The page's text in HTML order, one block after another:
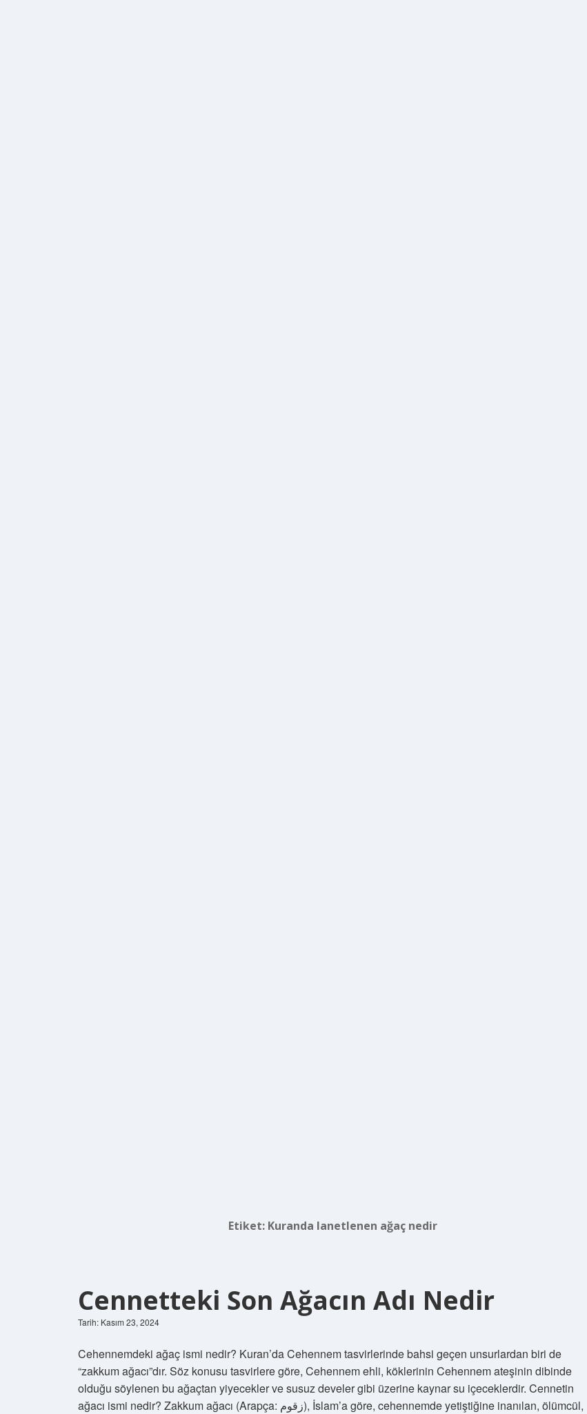
Etiket: Kuranda lanetlenen ağaç nedir
Cennetteki Son Ağacın Adı Nedir
Tarih: Kasım 23, 2024
Cehennemdeki ağaç ismi nedir? Kuran’da Cehennem tasvirlerinde bahsi geçen unsurlardan biri de
“zakkum ağacı”dır. Söz konusu tasvirlere göre, Cehennem ehli, köklerinin Cehennem ateşinin dibinde
olduğu söylenen bu ağaçtan yiyecekler ve susuz develer gibi üzerine kaynar su içeceklerdir. Cennetin
ağacı ismi nedir? Zakkum ağacı (Arapça: زقوم), İslam’a göre, cehennemde yetiştiğine inanılan, ölümcül,